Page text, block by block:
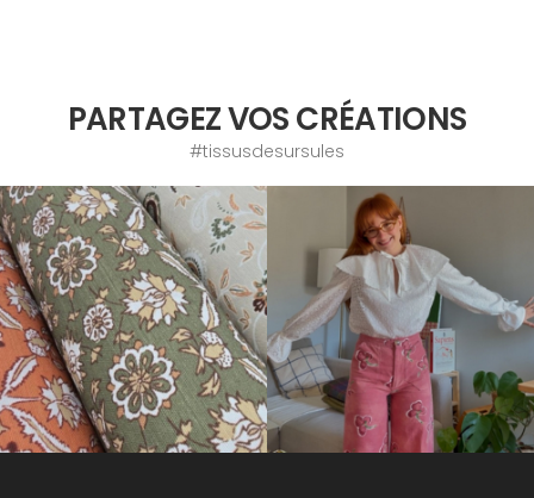
PARTAGEZ VOS CRÉATIONS
#tissusdesursules